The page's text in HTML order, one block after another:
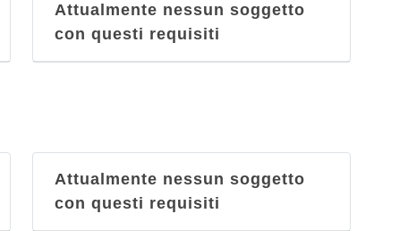
Attualmente nessun soggetto
con questi requisiti
Attualmente nessun soggetto
con questi requisiti